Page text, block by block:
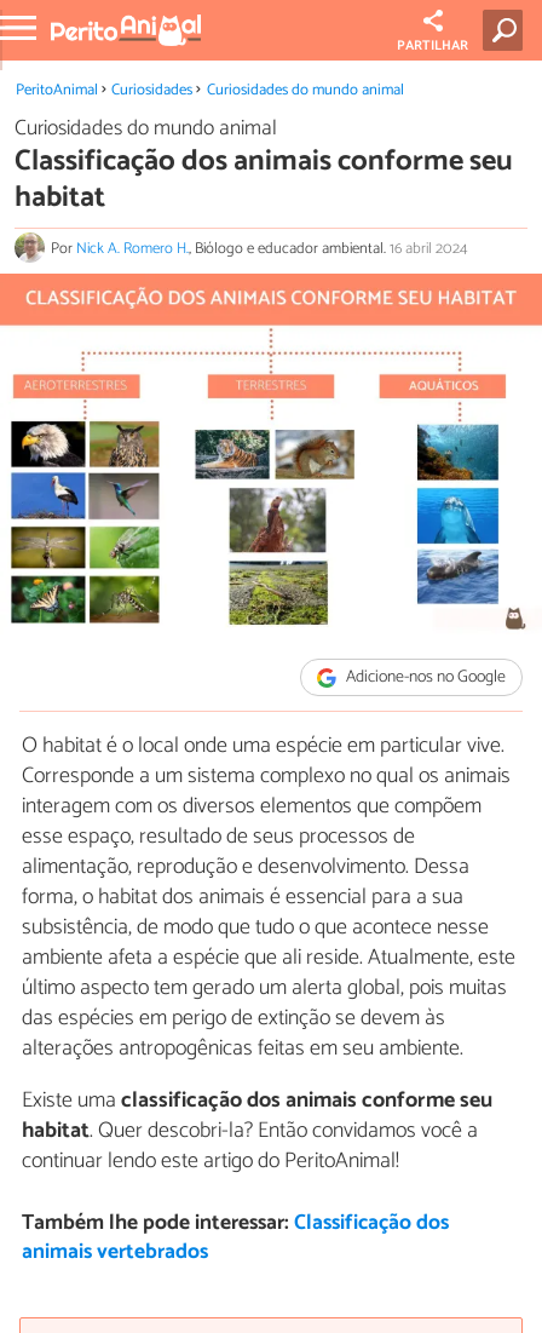
PARTILHAR
PeritoAnimal Curiosidades Curiosidades do mundo animal
Curiosidades do mundo animal
Classificação dos animais conforme seu
habitat
PorNick A. Romero H., Biólogo e educador ambiental.16 abril 2024
Adicione-nos no Google
O habitat é o local onde uma espécie em particular vive.
Corresponde a um sistema complexo no qual os animais
interagem com os diversos elementos que compõem
esse espaço, resultado de seus processos de
alimentação, reprodução e desenvolvimento. Dessa
forma, o habitat dos animais é essencial para a sua
subsistência, de modo que tudo o que acontece nesse
ambiente afeta a espécie que ali reside. Atualmente, este
último aspecto tem gerado um alerta global, pois muitas
das espécies em perigo de extinção se devem às
alterações antropogênicas feitas em seu ambiente.
Existe umaclassificação dos animais conforme seu
habitat. Quer descobri-la? Então convidamos você a
continuar lendo este artigo do PeritoAnimal!
Também lhe pode interessar:Classificação dos
animais vertebrados